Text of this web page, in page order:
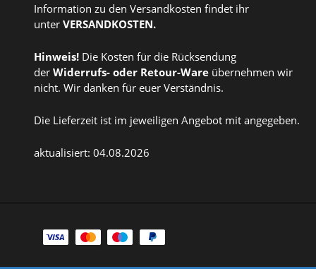
Information zu den Versandkosten findet ihr
unter VERSANDKOSTEN.
Hinweis! Die Kosten für die Rücksendung
der Widerrufs- oder Retour-Ware übernehmen wir
nicht. Wir danken für euer Verständnis.
Die Lieferzeit ist im jeweiligen Angebot mit angegeben.
aktualisiert: 04.08.2026
Zahlungsarten